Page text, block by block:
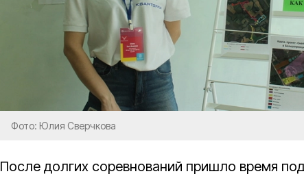
Фото: Юлия Сверчкова
После долгих соревнований пришло время